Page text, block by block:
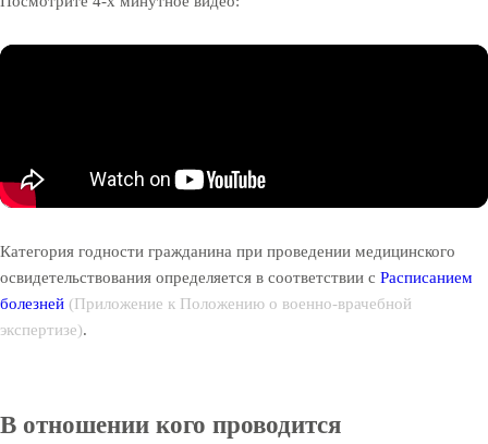
Категория годности гражданина при проведении медицинского
освидетельствования определяется в соответствии с Расписанием
болезней (Приложение к Положению о военно-врачебной
экспертизе).
В отношении кого проводится